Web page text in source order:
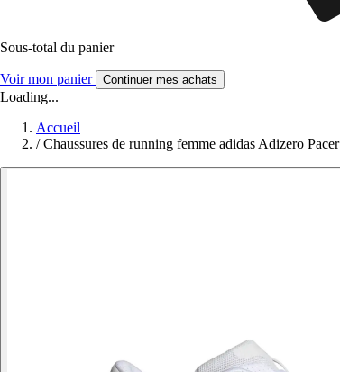
Sous-total du panier
Voir mon panier Continuer mes achats
Loading...
Accueil
/ Chaussures de running femme adidas Adizero Pacer